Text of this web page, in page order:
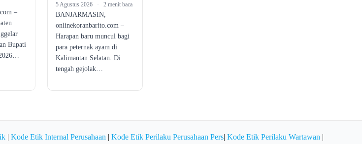
–
Bupati
5 Agustus 2026 · 2 menit baca
BANJARMASIN,
onlinekoranbarito.com –
Harapan baru muncul bagi
para peternak ayam di
Kalimantan Selatan. Di
tengah gejolak…
| Kode Etik Internal Perusahaan | Kode Etik Perilaku Perusahaan Pers| Kode Etik Perilaku Wartawan |